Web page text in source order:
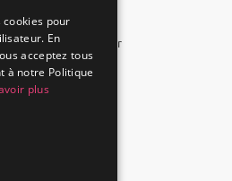
1001 Artistes
Reserverunbar
MP2
pour
En
acceptez tous
à notre Politique
plus